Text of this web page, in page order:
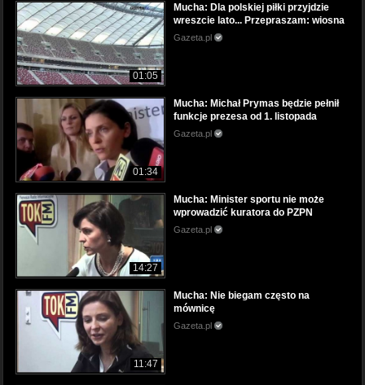
01:05
Mucha: Dla polskiej piłki przyjdzie
wreszcie lato... Przepraszam: wiosna
Gazeta.pl
01:34
Mucha: Michał Prymas będzie pełnił
funkcje prezesa od 1. listopada
Gazeta.pl
14:27
Mucha: Minister sportu nie może
wprowadzić kuratora do PZPN
Gazeta.pl
11:47
Mucha: Nie biegam często na
mównicę
Gazeta.pl